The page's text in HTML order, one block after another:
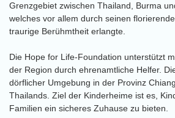
Grenzgebiet zwischen Thailand, Burma
welches vor allem durch seinen
traurige Berühmtheit erlangte.
Die Hope for Life-Foundation unterstützt
der Region durch ehrenamtliche Helfer.
dörflicher Umgebung in der Provinz
Thailands. Ziel der Kinderheime ist es,
Familien ein sicheres Zuhause zu bieten.